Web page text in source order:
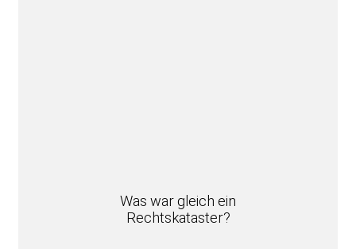
Was war gleich ein
Rechtskataster?